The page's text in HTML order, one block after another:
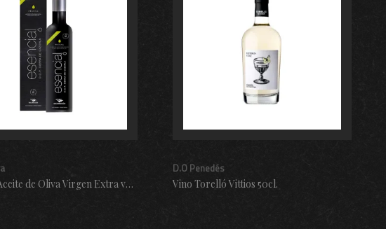
Esencial Aceite de Oliva Virgen Extra verde temprano 50cl.
D.O Penedés
Vino Torelló Vittios 50cl.